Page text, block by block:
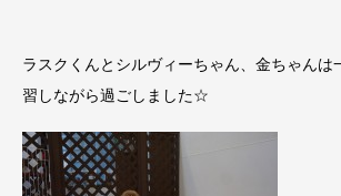
ラスクくんとシルヴィーちゃん、金ちゃんは
習しながら過ごしました☆